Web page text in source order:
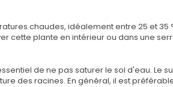
chaudes, idéalement entre 25 et
cette plante en intérieur ou dans une
de ne pas saturer le sol d'eau.
des racines. En général, il est